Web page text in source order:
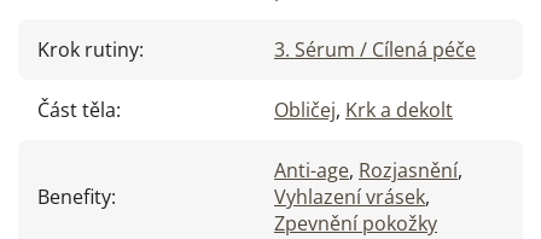
Krok rutiny: 3. Sérum / Cílená péče
Část těla: Obličej, Krk a dekolt
Benefity:
Anti-age, Rozjasnění,
Vyhlazení vrásek,
Zpevnění pokožky